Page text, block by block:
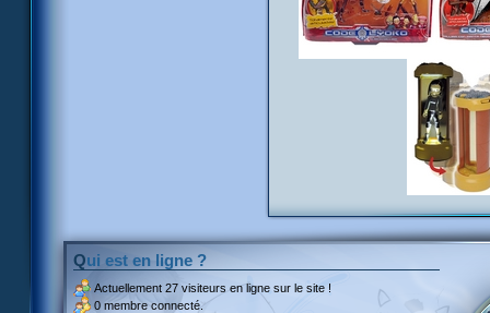
Qui est en ligne ?
Actuellement 27 visiteurs en ligne sur le site !
0 membre connecté.